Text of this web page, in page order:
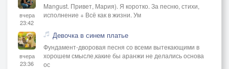
вчера
23:42
Mangust. Привет, Мария). Я коротко. За песню, стихи,
исполнение + Всё как в жизни. Ум
вчера
23:36
Девочка в синем платье
Фундамент-дворовая песня со всеми вытекающими в
хорошем смысле,какие бы аранжи не делались основа
ос